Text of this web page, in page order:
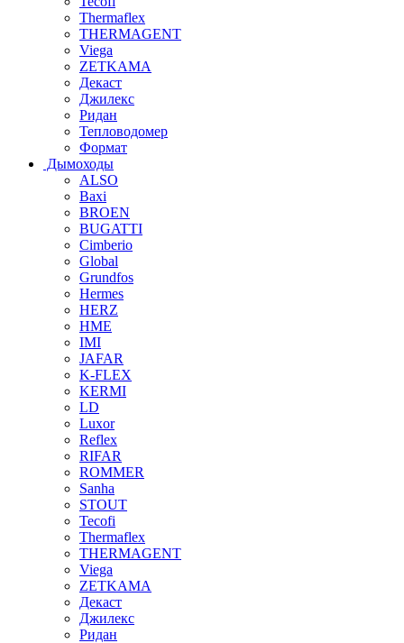
Thermaflex
THERMAGENT
Viega
ZETKAMA
Декаст
Джилекс
Ридан
Тепловодомер
Формат
Дымоходы
ALSO
Baxi
BROEN
BUGATTI
Cimberio
Global
Grundfos
Hermes
HERZ
HME
IMI
JAFAR
K-FLEX
KERMI
LD
Luxor
Reflex
RIFAR
ROMMER
Sanha
STOUT
Tecofi
Thermaflex
THERMAGENT
Viega
ZETKAMA
Декаст
Джилекс
Ридан